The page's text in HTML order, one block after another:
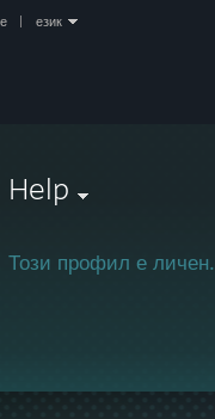
език
Help
Този профил е личен.